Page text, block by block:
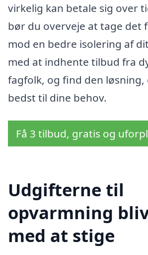
virkelig kan betale sig over
bør du overveje at tage det
mod en bedre isolering af
med at indhente tilbud fra
fagfolk, og find den løsning,
bedst til dine behov.
Få 3 tilbud, gratis og
Udgifterne til
opvarmning
med at stige